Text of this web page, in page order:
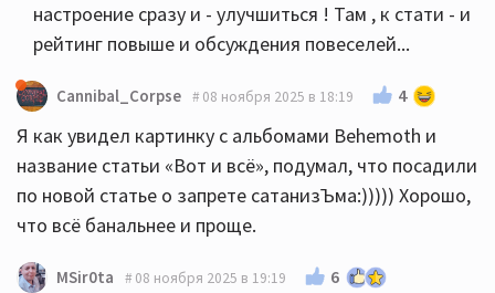
настроение сразу и - улучшиться ! Там , к стати - и
рейтинг повыше и обсуждения повеселей...
Cannibal_Corpse 08 ноября 2025 в 18:19 4
Я как увидел картинку с альбомами Behemoth и
название статьи «Вот и всё», подумал, что посадили
по новой статье о запрете сатанизЪма:))))) Хорошо,
что всё банальнее и проще.
MSir0ta 08 ноября 2025 в 19:19 6